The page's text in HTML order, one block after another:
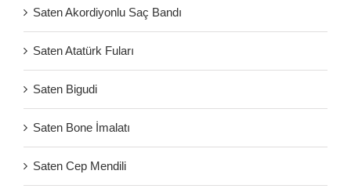
Saten Akordiyonlu Saç Bandı
Saten Atatürk Fuları
Saten Bigudi
Saten Bone İmalatı
Saten Cep Mendili